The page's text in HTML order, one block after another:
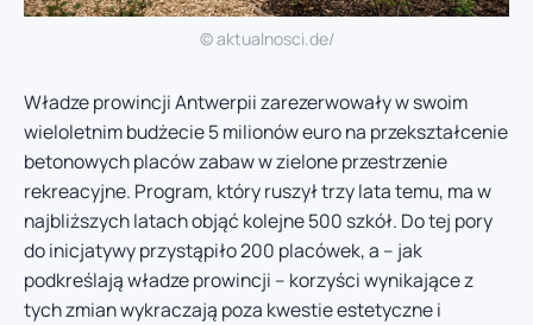
© aktualnosci.de/
Władze prowincji Antwerpii zarezerwowały w swoim
wieloletnim budżecie 5 milionów euro na przekształcenie
betonowych placów zabaw w zielone przestrzenie
rekreacyjne. Program, który ruszył trzy lata temu, ma w
najbliższych latach objąć kolejne 500 szkół. Do tej pory
do inicjatywy przystąpiło 200 placówek, a – jak
podkreślają władze prowincji – korzyści wynikające z
tych zmian wykraczają poza kwestie estetyczne i